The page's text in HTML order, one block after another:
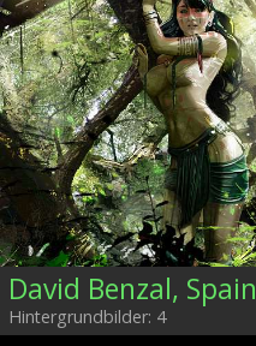
David Benzal, Spain
Hintergrundbilder: 4